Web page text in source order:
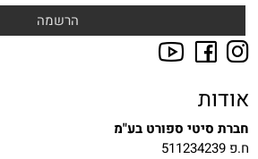
אודות
חברת סיטי ספורט בע"מ
ח.פ 511234239